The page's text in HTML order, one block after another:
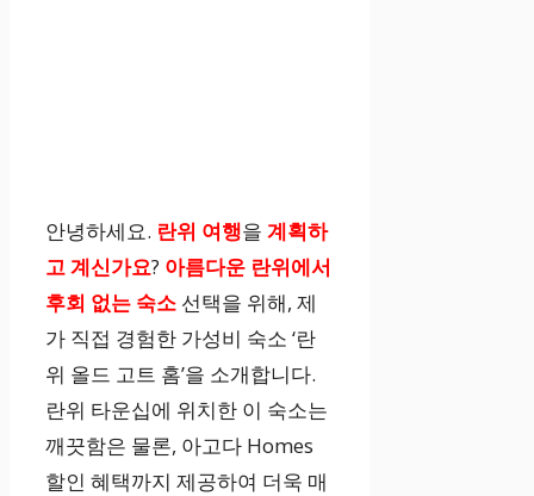
안녕하세요. 란위 여행을 계획하
고 계신가요? 아름다운 란위에서
후회 없는 숙소 선택을 위해, 제
가 직접 경험한 가성비 숙소 ‘란
위 올드 고트 홈’을 소개합니다.
란위 타운십에 위치한 이 숙소는
깨끗함은 물론, 아고다 Homes
할인 혜택까지 제공하여 더욱 매